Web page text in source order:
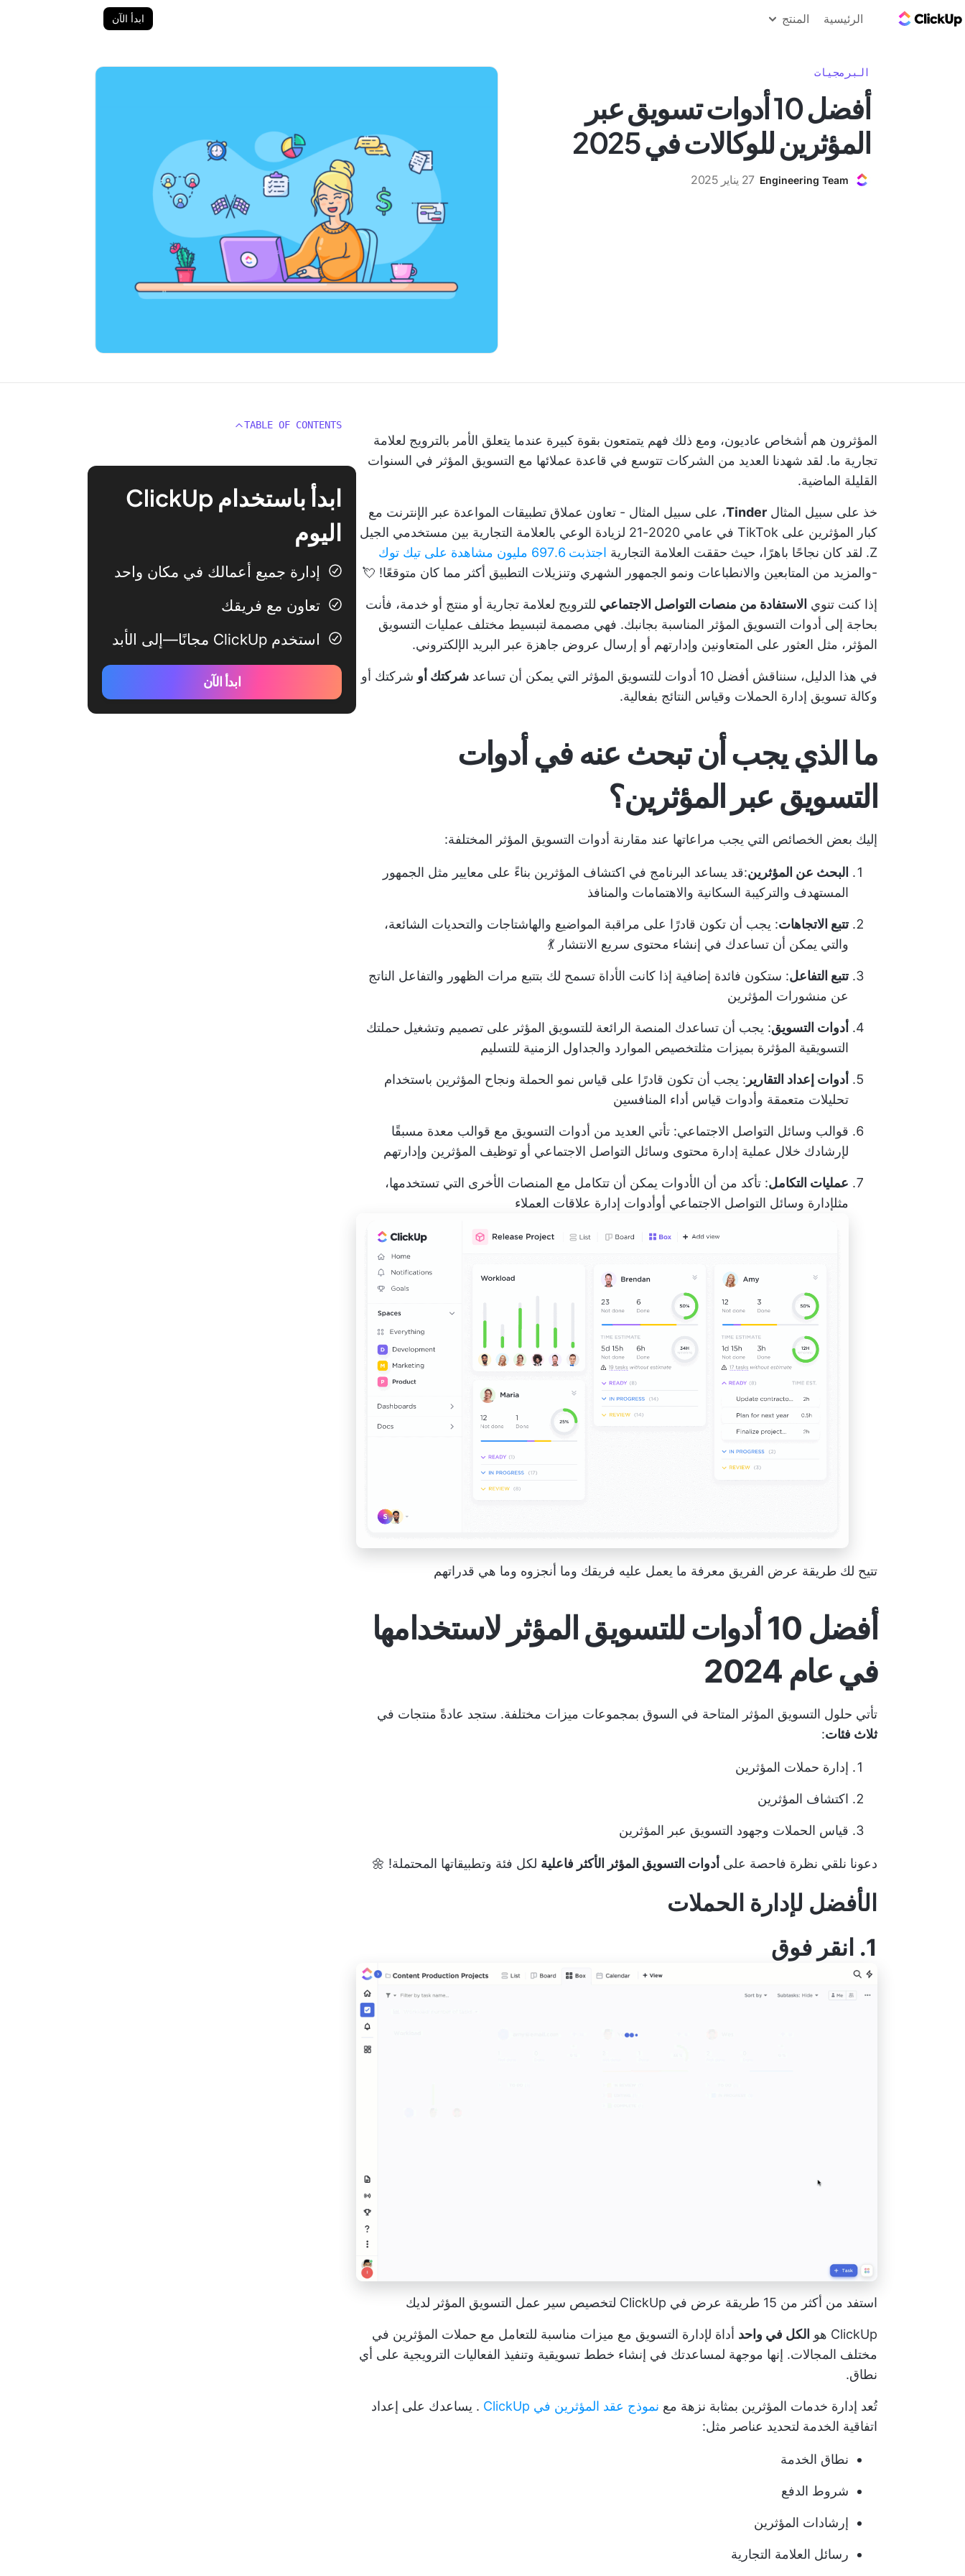
الرئيسية المنتج ابدأ الآن
البرمجيات
أفضل 10 أدوات تسويق عبر
المؤثرين للوكالات في 2025
Engineering Team 27 يناير 2025
المؤثرون هم أشخاص عاديون، ومع ذلك فهم يتمتعون بقوة كبيرة عندما يتعلق الأمر بالترويج لعلامة
تجارية ما. لقد شهدنا العديد من الشركات تتوسع في قاعدة عملائها مع التسويق المؤثر في السنوات
القليلة الماضية.
خذ على سبيل المثال Tinder، على سبيل المثال - تعاون عملاق تطبيقات المواعدة عبر الإنترنت مع
كبار المؤثرين على TikTok في عامي 2020-21 لزيادة الوعي بالعلامة التجارية بين مستخدمي الجيل
Z. لقد كان نجاحًا باهرًا، حيث حققت العلامة التجارية
اجتذبت 697.6 مليون مشاهدة على تيك توك
-والمزيد من المتابعين والانطباعات ونمو الجمهور الشهري وتنزيلات التطبيق أكثر مما كان متوقعًا! 💘
إذا كنت تنوي الاستفادة من منصات التواصل الاجتماعي للترويج لعلامة تجارية أو منتج أو خدمة، فأنت
بحاجة إلى أدوات التسويق المؤثر المناسبة بجانبك. فهي مصممة لتبسيط مختلف عمليات التسويق
المؤثر، مثل العثور على المتعاونين وإدارتهم أو إرسال عروض جاهزة عبر البريد الإلكتروني.
في هذا الدليل، سنناقش أفضل 10 أدوات للتسويق المؤثر التي يمكن أن تساعد شركتك أو شركتك أو
وكالة تسويق إدارة الحملات وقياس النتائج بفعالية.
ما الذي يجب أن تبحث عنه في أدوات
التسويق عبر المؤثرين؟
إليك بعض الخصائص التي يجب مراعاتها عند مقارنة أدوات التسويق المؤثر المختلفة:
البحث عن المؤثرين:قد يساعد البرنامج في اكتشاف المؤثرين بناءً على معايير مثل الجمهور
المستهدف والتركيبة السكانية والاهتمامات والمنافذ
تتبع الاتجاهات: يجب أن تكون قادرًا على مراقبة المواضيع والهاشتاجات والتحديات الشائعة،
والتي يمكن أن تساعدك في إنشاء محتوى سريع الانتشار 💃
تتبع التفاعل: ستكون فائدة إضافية إذا كانت الأداة تسمح لك بتتبع مرات الظهور والتفاعل الناتج
عن منشورات المؤثرين
أدوات التسويق: يجب أن تساعدك المنصة الرائعة للتسويق المؤثر على تصميم وتشغيل حملتك
التسويقية المؤثرة بميزات مثلتخصيص الموارد والجداول الزمنية للتسليم
أدوات إعداد التقارير : يجب أن تكون قادرًا على قياس نمو الحملة ونجاح المؤثرين باستخدام
تحليلات متعمقة وأدوات قياس أداء المنافسين
قوالب وسائل التواصل الاجتماعي: تأتي العديد من أدوات التسويق مع قوالب معدة مسبقًا
لإرشادك خلال عملية إدارة محتوى وسائل التواصل الاجتماعي أو توظيف المؤثرين وإدارتهم
عمليات التكامل: تأكد من أن الأدوات يمكن أن تتكامل مع المنصات الأخرى التي تستخدمها،
مثلإدارة وسائل التواصل الاجتماعي أوأدوات إدارة علاقات العملاء
تتيح لك طريقة عرض الفريق معرفة ما يعمل عليه فريقك وما أنجزوه وما هي قدراتهم
أفضل 10 أدوات للتسويق المؤثر لاستخدامها
في عام 2024
تأتي حلول التسويق المؤثر المتاحة في السوق بمجموعات ميزات مختلفة. ستجد عادةً منتجات في
ثلاث فئات:
إدارة حملات المؤثرين
اكتشاف المؤثرين
قياس الحملات وجهود التسويق عبر المؤثرين
دعونا نلقي نظرة فاحصة على أدوات التسويق المؤثر الأكثر فاعلية لكل فئة وتطبيقاتها المحتملة! 🌼
الأفضل لإدارة الحملات
1.
انقر فوق
استفد من أكثر من 15 طريقة عرض في ClickUp لتخصيص سير عمل التسويق المؤثر لديك
ClickUp هو الكل في واحد أداة لإدارة التسويق مع ميزات مناسبة للتعامل مع حملات المؤثرين في
مختلف المجالات. إنها موجهة لمساعدتك في إنشاء خطط تسويقية وتنفيذ الفعاليات الترويجية على أي
نطاق.
تُعد إدارة خدمات المؤثرين بمثابة نزهة مع نموذج عقد المؤثرين في ClickUp
. يساعدك على إعداد
اتفاقية الخدمة لتحديد عناصر مثل:
نطاق الخدمة
شروط الدفع
إرشادات المؤثرين
رسائل العلامة التجارية
TABLE OF CONTENTS
ابدأ باستخدام ClickUp
اليوم
إدارة جميع أعمالك في مكان واحد
تعاون مع فريقك
استخدم ClickUp مجانًا—إلى الأبد
ابدأ الآن